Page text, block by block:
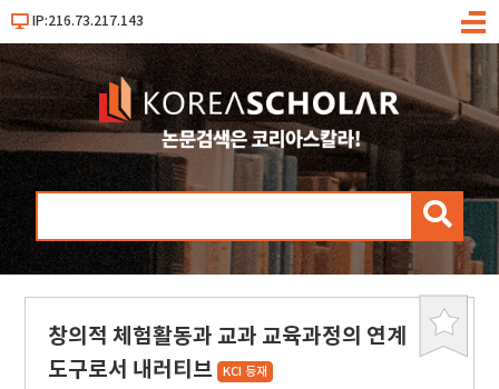
IP:216.73.217.143
메
검
북
창의적 체험활동과 교과 교육과정의 연계
도구로서 내러티브 KCI 등재